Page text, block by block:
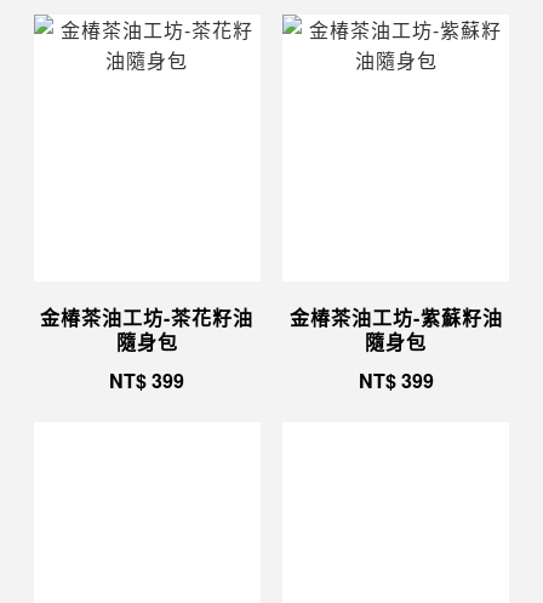
金椿茶油工坊-茶花籽油
隨身包
NT$399
金椿茶油工坊-紫蘇籽油
隨身包
NT$399